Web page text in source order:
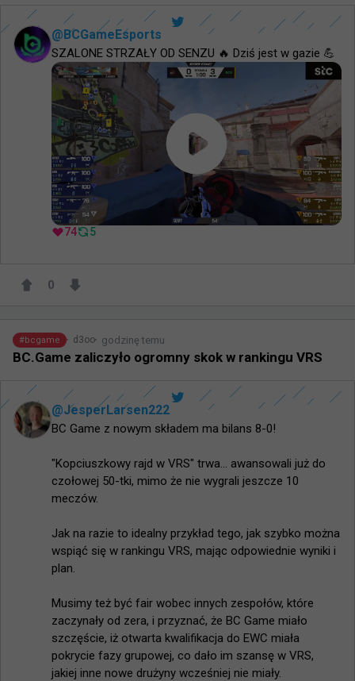
@BCGameEsports
SZALONE STRZAŁY OD SENZU 🔥 Dziś jest w gazie 💪
74 5
0
#bcgame d3oo godzinę temu
BC.Game zaliczyło ogromny skok w rankingu VRS
@JesperLarsen222
BC Game z nowym składem ma bilans 8-0!
"Kopciuszkowy rajd w VRS" trwa... awansowali już do
czołowej 50-tki, mimo że nie wygrali jeszcze 10
meczów.
Jak na razie to idealny przykład tego, jak szybko można
wspiąć się w rankingu VRS, mając odpowiednie wyniki i
plan.
Musimy też być fair wobec innych zespołów, które
zaczynały od zera, i przyznać, że BC Game miało
szczęście, iż otwarta kwalifikacja do EWC miała
pokrycie fazy grupowej, co dało im szansę w VRS,
jakiej inne nowe drużyny wcześniej nie miały.